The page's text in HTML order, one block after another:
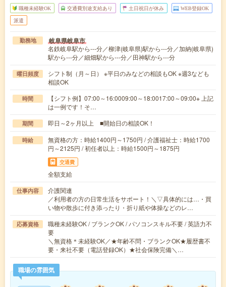
職種未経験OK 交通費別途支給あり 土日祝日が休み WEB登録OK
派遣
勤務地 岐阜県岐阜市
名鉄岐阜駅から---分／柳津(岐阜県)駅から---分／加納(岐阜県)
駅から---分／細畑駅から---分／田神駅から---分
曜日頻度
シフト制（月～日） ※平日のみなどの相談もOK ※週3なども
相談OK
時間
【シフト例】07:00～16:0009:00～18:0017:00～09:00※ 上記
は一例です！そ…
期間 即日～2ヶ月以上 ■開始日の相談OK！
時給
無資格の方：時給1400円～1750円 / 介護福祉士：時給1700
円～2125円 / 初任者以上：時給1500円～1875円
交通費
全額支給
仕事内容
介護関連
／利用者の方の日常生活をサポート！＼▽具体的には…・買
い物や散歩に付き添ったり・折り紙や体操などのレ…
応募資格
職種未経験OK / ブランクOK / パソコンスキル不要 / 英語力不
要
＼無資格＊未経験OK／★年齢不問・ブランクOK★履歴書不
要・来社不要（電話登録OK）★社会保険完備＼…
職場の雰囲気